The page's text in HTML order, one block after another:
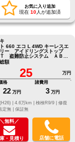
お気に入り追加
現在 10人が追加済
660 エコ L 4WD キーレスエ
ー アイドリングストップ
Ｔ 盗難防止システム ＡＢ
Ｄ 衝突安全ボディ
額
25
万円
格
22 万円
諸費用
3 万円
修復
定無 | 保証無
＼無料／
・見積り 店舗に電話